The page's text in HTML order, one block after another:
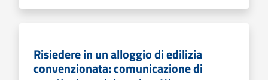
Risiedere in un alloggio di edilizia
convenzionata: comunicazione di